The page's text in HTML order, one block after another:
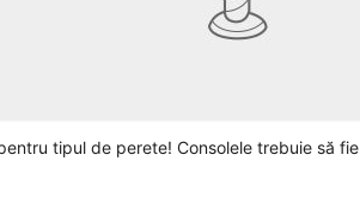
tipul de perete! Consolele trebuie să fie